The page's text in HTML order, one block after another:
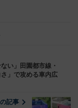
い」田園都市線・
」で攻める車内広
記事